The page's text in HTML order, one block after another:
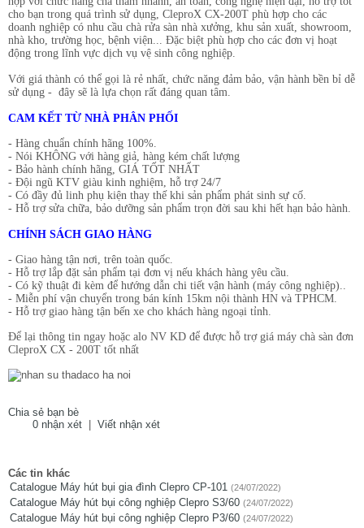
cho bạn trong quá trình sử dụng, CleproX CX-200T phù hợp cho các
doanh nghiệp có nhu cầu chà rửa sàn nhà xưởng, khu sản xuất, showroom,
nhà kho, trường học, bệnh viện... Đặc biệt phù hợp cho các đơn vị hoạt
động trong lĩnh vực dịch vụ vệ sinh công nghiệp.
Với giá thành có thể gọi là rẻ nhất, chức năng đảm bảo, vận hành bền bỉ dễ
sử dụng - đây sẽ là lựa chọn rất đáng quan tâm.
CAM KẾT TỪ NHÀ PHÂN PHỐI
- Hàng chuẩn chính hãng 100%.
- Nói KHÔNG với hàng giả, hàng kém chất lượng
- Bảo hành chính hãng, GIÁ TỐT NHẤT
- Đội ngũ KTV giàu kinh nghiệm, hỗ trợ 24/7
- Có đầy đủ linh phụ kiện thay thế khi sản phẩm phát sinh sự cố.
- Hỗ trợ sửa chữa, bảo dưỡng sản phẩm trọn đời sau khi hết hạn bảo hành.
CHÍNH SÁCH GIAO HÀNG
- Giao hàng tận nơi, trên toàn quốc.
- Hỗ trợ lắp đặt sản phẩm tại đơn vị nếu khách hàng yêu cầu.
- Có kỹ thuật đi kèm để hướng dẫn chi tiết vận hành (máy công nghiệp)..
- Miễn phí vận chuyển trong bán kính 15km nội thành HN và TPHCM.
- Hỗ trợ giao hàng tận bến xe cho khách hàng ngoại tỉnh.
Để lại thông tin ngay hoặc alo NV KD để được hỗ trợ giá máy chà sàn đơn
CleproX CX - 200T tốt nhất
Chia sẻ bạn bè
0 nhận xét
Viết nhận xét
Các tin khác
Catalogue Máy hút bụi gia đình Clepro CP-101 (24/07/2022)
Catalogue Máy hút bụi công nghiệp Clepro S3/60 (24/07/2022)
Catalogue Máy hút bụi công nghiệp Clepro P3/60 (24/07/2022)